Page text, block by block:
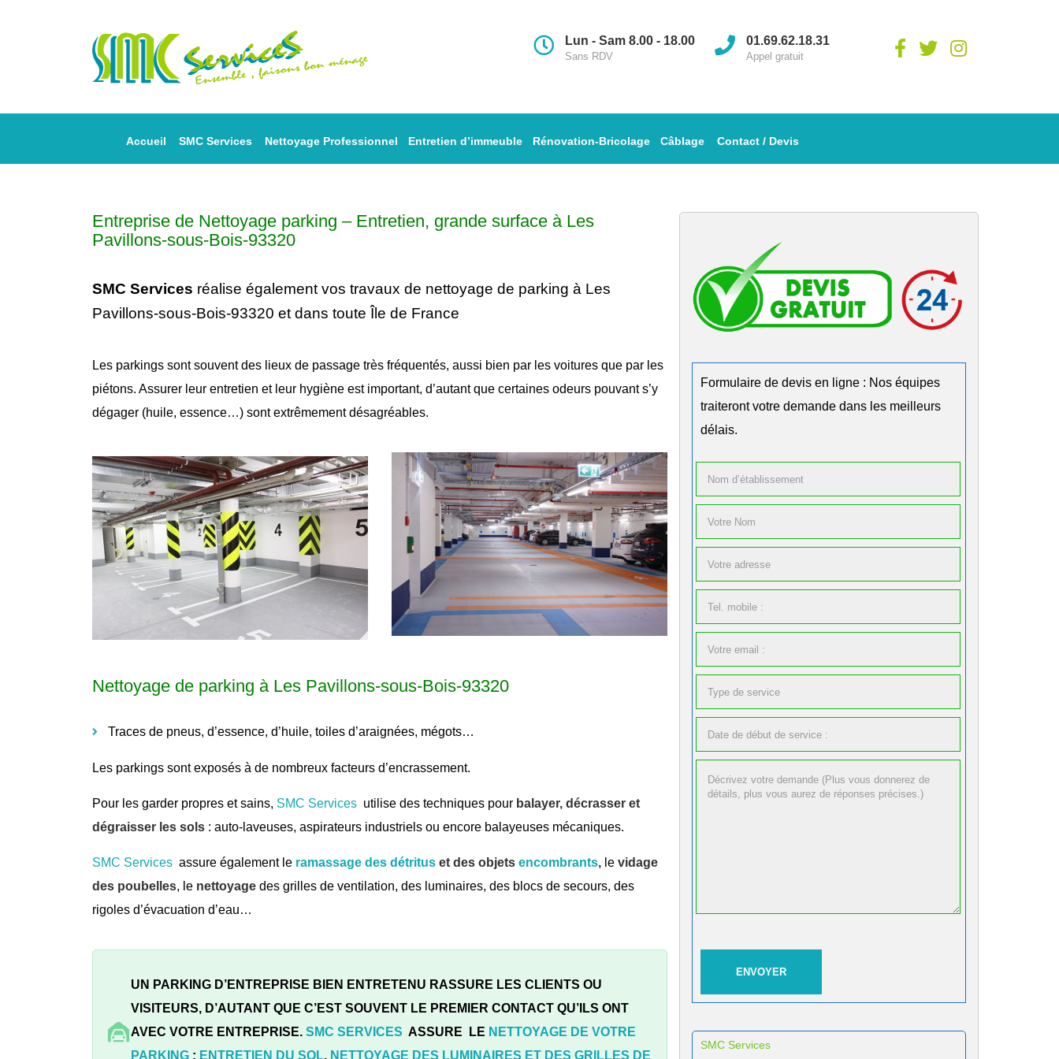
01.69.62.18.31
Appel gratuit
Lun - Sam 8.00 - 18.00
Sans RDV
Accueil SMC Services Nettoyage Professionnel Entretien d’immeuble Rénovation-Bricolage Câblage Contact / Devis
Entreprise de Nettoyage parking – Entretien, grande surface à Les
Pavillons-sous-Bois-93320
SMC Services réalise également vos travaux de nettoyage de parking à Les
Pavillons-sous-Bois-93320 et dans toute Île de France
Les parkings sont souvent des lieux de passage très fréquentés, aussi bien par les voitures que par les
piétons. Assurer leur entretien et leur hygiène est important, d’autant que certaines odeurs pouvant s’y
dégager (huile, essence…) sont extrêmement désagréables.
Nettoyage de parking à Les Pavillons-sous-Bois-93320
Traces de pneus, d’essence, d’huile, toiles d’araignées, mégots…
Les parkings sont exposés à de nombreux facteurs d’encrassement.
Pour les garder propres et sains, SMC Services utilise des techniques pour balayer, décrasser et
dégraisser les sols : auto-laveuses, aspirateurs industriels ou encore balayeuses mécaniques.
SMC Services assure également le ramassage des détritus et des objets encombrants, le vidage
des poubelles, le nettoyage des grilles de ventilation, des luminaires, des blocs de secours, des
rigoles d’évacuation d’eau…
UN PARKING D’ENTREPRISE BIEN ENTRETENU RASSURE LES CLIENTS OU
VISITEURS, D’AUTANT QUE C’EST SOUVENT LE PREMIER CONTACT QU’ILS ONT
AVEC VOTRE ENTREPRISE. SMC SERVICES ASSURE LE NETTOYAGE DE VOTRE
PARKING : ENTRETIEN DU SOL, NETTOYAGE DES LUMINAIRES ET DES GRILLES DE
Formulaire de devis en ligne : Nos équipes
traiteront votre demande dans les meilleurs
délais.
SMC Services